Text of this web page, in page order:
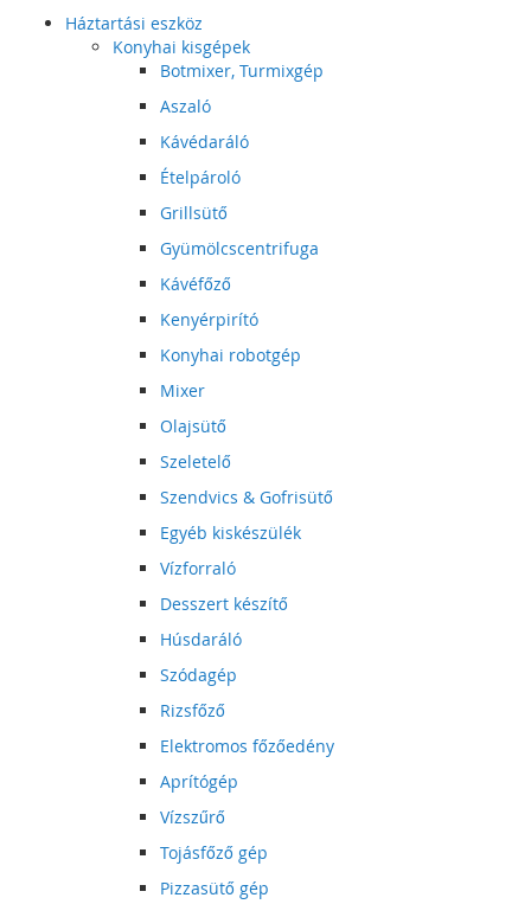
Háztartási eszköz
Konyhai kisgépek
Botmixer, Turmixgép
Aszaló
Kávédaráló
Ételpároló
Grillsütő
Gyümölcscentrifuga
Kávéfőző
Kenyérpirító
Konyhai robotgép
Mixer
Olajsütő
Szeletelő
Szendvics & Gofrisütő
Egyéb kiskészülék
Vízforraló
Desszert készítő
Húsdaráló
Szódagép
Rizsfőző
Elektromos főzőedény
Aprítógép
Vízszűrő
Tojásfőző gép
Pizzasütő gép